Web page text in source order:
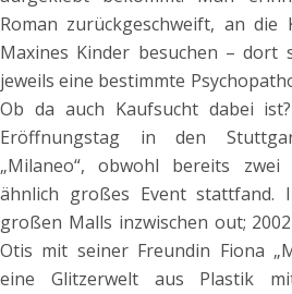
Roman zurückgeschweift, an die
Maxines Kinder besuchen – dort
jeweils eine bestimmte
Ob da auch Kaufsucht dabei
Eröffnungstag in den
„Milaneo“, obwohl bereits
ähnlich großes Event stattfand.
großen Malls inzwischen out;
Otis mit seiner Freundin Fiona
eine Glitzerwelt aus Plastik